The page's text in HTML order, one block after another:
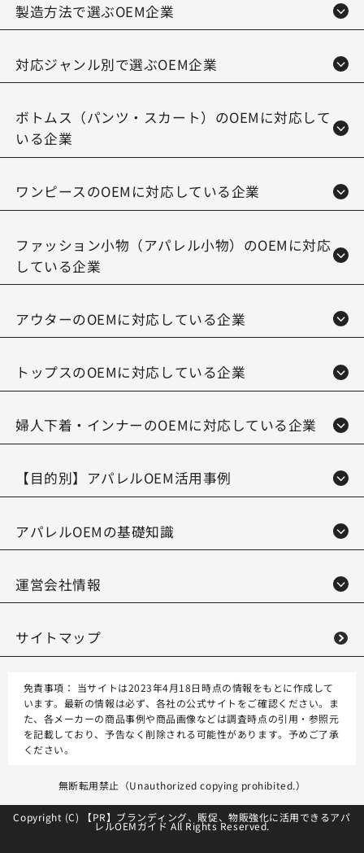
製造方法で選ぶOEM企業
対応ジャンル別で選ぶOEM企業
ボトムス（パンツ・スカート）のOEMに対応して
いる企業
ワンピースのOEMに対応している企業
ファッション小物（アパレル小物）のOEMに対応
している企業
アウターのOEMに対応している企業
トップスのOEMに対応している企業
婦人下着・インナーのOEMに対応している企業
【目的別】アパレルOEM活用事例
アパレルOEMの基礎知識
運営会社情報
サイトマップ
免責事項： 当サイトは2023年4月18日時点の情報をもとに作成して
います。最新の情報は必ず、各社の公式サイトをご確認ください。ま
た、各メーカーの商品事例や商品画像などは調査時点の引用・参照元
を記載しており、予告なく削除される可能性があります。予めご了承
ください。
無断転用禁止（Unauthorized copying prohibited.）
Copyright (C) 【PR】 ブランディング、販促、物販強化に活用できるアパ
レルOEMガイドAll Rights Reserved.